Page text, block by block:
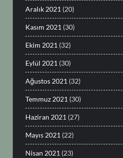
Aralık 2021 (20)
Kasım 2021 (30)
Ekim 2021 (32)
Eylül 2021 (30)
Ağustos 2021 (32)
Temmuz 2021 (30)
Haziran 2021 (27)
Mayıs 2021 (22)
Nisan 2021 (23)